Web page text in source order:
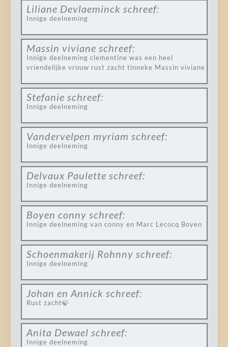
Liliane Devlaeminck schreef:
Innige deelneming
Massin viviane schreef:
Innige deelneming clementine was een heel
vriendelijke vrouw rust zacht tinneke Massin viviane
Stefanie schreef:
Innige deelneming
Vandervelpen myriam schreef:
Innige deelneming
Delvaux Paulette schreef:
Innige deelneming
Boyen conny schreef:
Innige deelneming van conny en Marc Lecocq Boyen
Schoenmakerij Rohnny schreef:
Innige deelneming
Johan en Annick schreef:
Rust zacht🍃
Anita Dewael schreef:
Innige deelneming